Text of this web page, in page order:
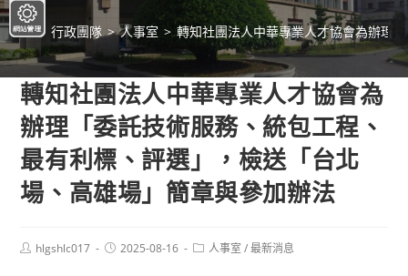
> 行政團隊 > 人事室 > 轉知社團法人中華專業人才協會為辦理
轉知社團法人中華專業人才協會為
辦理「委託技術服務、統包工程、
最有利標、評選」，檢送「台北
場、高雄場」簡章與參加辦法
Posthlgshlc017
Post2025-08-16
Post人事室 / 最新消息